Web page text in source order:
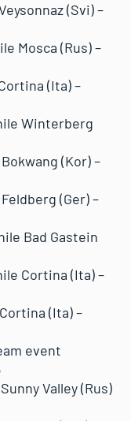
(Svi) –
Mosca (Rus) –
(Ita) –
Winterberg
(Kor) –
(Ger) –
Bad Gastein
Cortina (Ita) –
(Ita) –
event
Valley (Rus)